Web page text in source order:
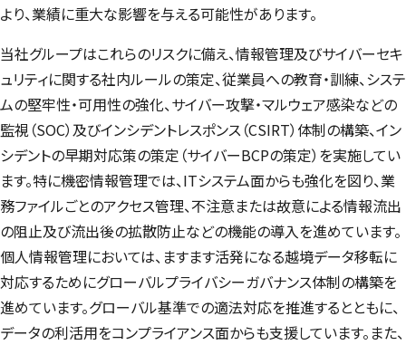
より、業績に重大な影響を与える可能性があります。
当社グループはこれらのリスクに備え、情報管理及びサイバーセキ
ュリティに関する社内ルールの策定、従業員への教育・訓練、システ
ムの堅牢性・可用性の強化、サイバー攻撃・マルウェア感染などの
監視（SOC）及びインシデントレスポンス（CSIRT）体制の構築、イン
シデントの早期対応策の策定（サイバーBCPの策定）を実施してい
ます。特に機密情報管理では、ITシステム面からも強化を図り、業
務ファイルごとのアクセス管理、不注意または故意による情報流出
の阻止及び流出後の拡散防止などの機能の導入を進めています。
個人情報管理においては、ますます活発になる越境データ移転に
対応するためにグローバルプライバシーガバナンス体制の構築を
進めています。グローバル基準での適法対応を推進するとともに、
データの利活用をコンプライアンス面からも支援しています。また、